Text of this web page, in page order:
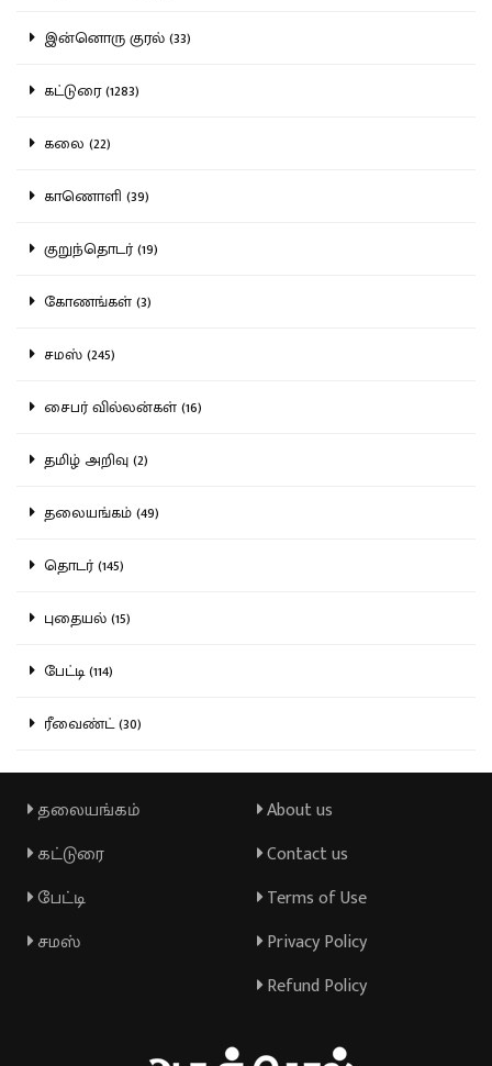
இன்னொரு குரல் (33)
கட்டுரை (1283)
கலை (22)
காணொளி (39)
குறுந்தொடர் (19)
கோணங்கள் (3)
சமஸ் (245)
சைபர் வில்லன்கள் (16)
தமிழ் அறிவு (2)
தலையங்கம் (49)
தொடர் (145)
புதையல் (15)
பேட்டி (114)
ரீவைண்ட் (30)
தலையங்கம்
கட்டுரை
பேட்டி
சமஸ்
About us
Contact us
Terms of Use
Privacy Policy
Refund Policy